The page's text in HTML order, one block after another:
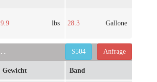
9.9 lbs 28.3 Gallone
Aufbewahrungsbox S504 Anfrage
S504
Gewicht Band